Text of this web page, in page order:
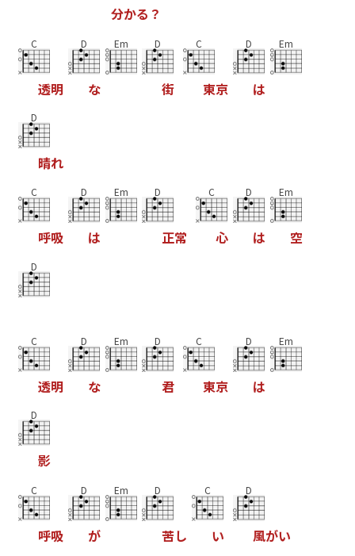
分かる ？
C
透明
D
な
Em D
街
C
東京
D
は
Em
D
晴れ
C
呼吸
D
は
Em D
正常
C
心
D
は
Em
空
D
C
透明
D
な
Em D
君
C
東京
D
は
Em
D
影
C
呼吸
D
が
Em D
苦し
C
い
D
風がい